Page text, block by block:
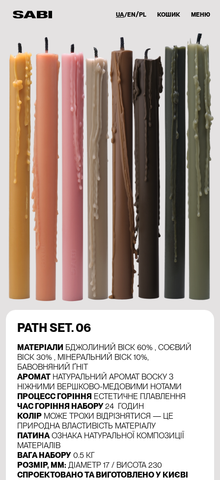
UA EN PL КОШИК МЕНЮ
PATH SET. 06
МАТЕРІАЛИ БДЖОЛИНИЙ ВІСК 60% , СОЄВИЙ
ВІСК 30% , МІНЕРАЛЬНИЙ ВІСК 10%,
БАВОВНЯНИЙ ҐНІТ
АРОМАТ НАТУРАЛЬНИЙ АРОМАТ ВОСКУ З
НІЖНИМИ ВЕРШКОВО-МЕДОВИМИ НОТАМИ
ПРОЦЕСС ГОРІННЯ ЕСТЕТИЧНЕ ПЛАВЛЕННЯ
ЧАС ГОРІННЯ НАБОРУ24 ГОДИН
КОЛІР МОЖЕ ТРОХИ ВІДРІЗНЯТИСЯ — ЦЕ
ПРИРОДНА ВЛАСТИВІСТЬ МАТЕРІАЛУ
ПАТИНАОЗНАКА НАТУРАЛЬНОЇ КОМПОЗИЦІЇ
МАТЕРІАЛІВ
ВАГА НАБОРУ 0.5 КГ
РОЗМІР, ММ: ДІАМЕТР 17 / ВИСОТА 230
СПРОЕКТОВАНО ТА ВИГОТОВЛЕНО У КИЄВІ